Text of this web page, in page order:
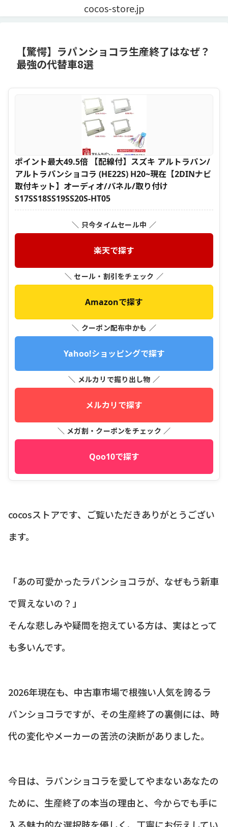
cocos-store.jp
【驚愕】ラパンショコラ生産終了はなぜ？
最強の代替車8選
ポイント最大49.5倍 【配線付】スズキ アルトラパン/
アルトラパンショコラ (HE22S) H20~現在【2DINナビ
取付キット】オーディオ/パネル/取り付け
S17SS18SS19SS20S-HT05
＼ 只今タイムセール中 ／
楽天で探す
＼ セール・割引をチェック ／
Amazonで探す
＼ クーポン配布中かも ／
Yahoo!ショッピングで探す
＼ メルカリで掘り出し物 ／
メルカリで探す
＼ メガ割・クーポンをチェック ／
Qoo10で探す
cocosストアです、ご覧いただきありがとうござい
ます。
「あの可愛かったラパンショコラが、なぜもう新車
で買えないの？」
そんな悲しみや疑問を抱えている方は、実はとって
も多いんです。
2026年現在も、中古車市場で根強い人気を誇るラ
パンショコラですが、その生産終了の裏側には、時
代の変化やメーカーの苦渋の決断がありました。
今日は、ラパンショコラを愛してやまないあなたの
ために、生産終了の本当の理由と、今からでも手に
入る魅力的な選択肢を優しく、丁寧にお伝えしてい